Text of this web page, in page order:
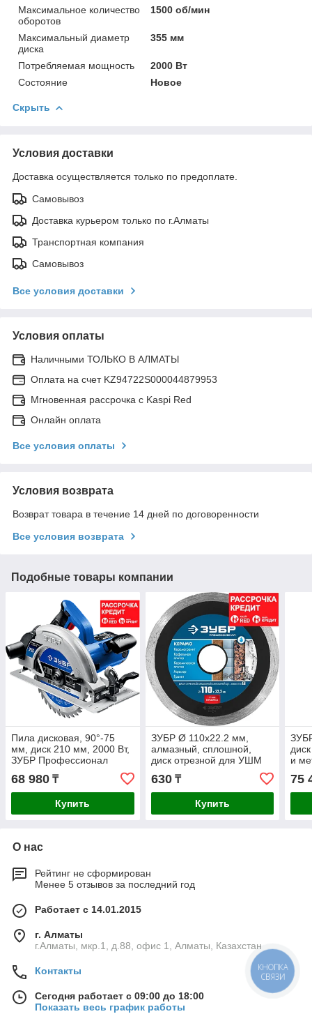
Максимальное количество
оборотов
1500 об/мин
Максимальный диаметр
диска
355 мм
Потребляемая мощность
2000 Вт
Состояние
Новое
Скрыть
Условия доставки
Доставка осуществляется только по предоплате.
Самовывоз
Доставка курьером только по г.Алматы
Транспортная компания
Самовывоз
Все условия доставки
Условия оплаты
Наличными ТОЛЬКО В АЛМАТЫ
Оплата на счет KZ94722S000044879953
Мгновенная рассрочка с Kaspi Red
Онлайн оплата
Все условия оплаты
Условия возврата
Возврат товара в течение 14 дней по договоренности
Все условия возврата
Подобные товары компании
Пила дисковая, 90°-75
мм, диск 210 мм, 2000 Вт,
ЗУБР Профессионал
(ПДП-75)
68 980 ₸
Купить
ЗУБР Ø 110х22.2 мм,
алмазный, сплошной,
диск отрезной для УШМ
КЕРАМО 36654-110_z02
Профессионал
630₸
Купить
и
75
О нас
Рейтинг не сформирован
Менее 5 отзывов за последний год
Работает с 14.01.2015
г. Алматы
г.Алматы, мкр.1, д.88, офис 1, Алматы, Казахстан
Контакты
Сегодня работает с 09:00 до 18:00
Показать весь график работы
КНОПКА
СВЯЗИ